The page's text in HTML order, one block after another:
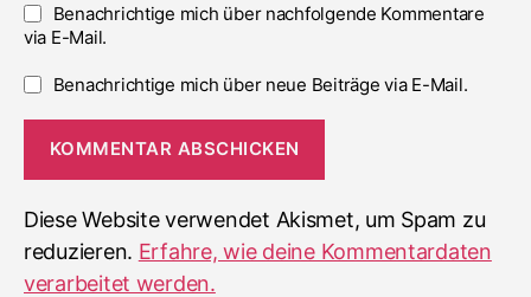
Benachrichtige mich über nachfolgende Kommentare
via E-Mail.
Benachrichtige mich über neue Beiträge via E-Mail.
Diese Website verwendet Akismet, um Spam zu
reduzieren. Erfahre, wie deine Kommentardaten
verarbeitet werden.